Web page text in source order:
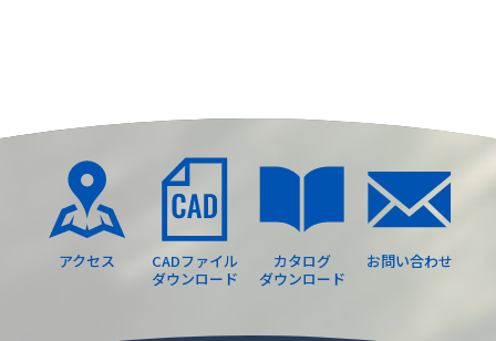
アクセス
CADファイル
ダウンロード
カタログ
ダウンロード
お問い合わせ